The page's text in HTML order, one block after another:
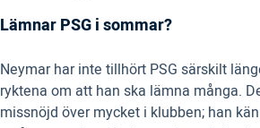
Lämnar PSG i sommar?
Neymar har inte tillhört PSG särskilt
ryktena om att han ska lämna många.
missnöjd över mycket i klubben; han